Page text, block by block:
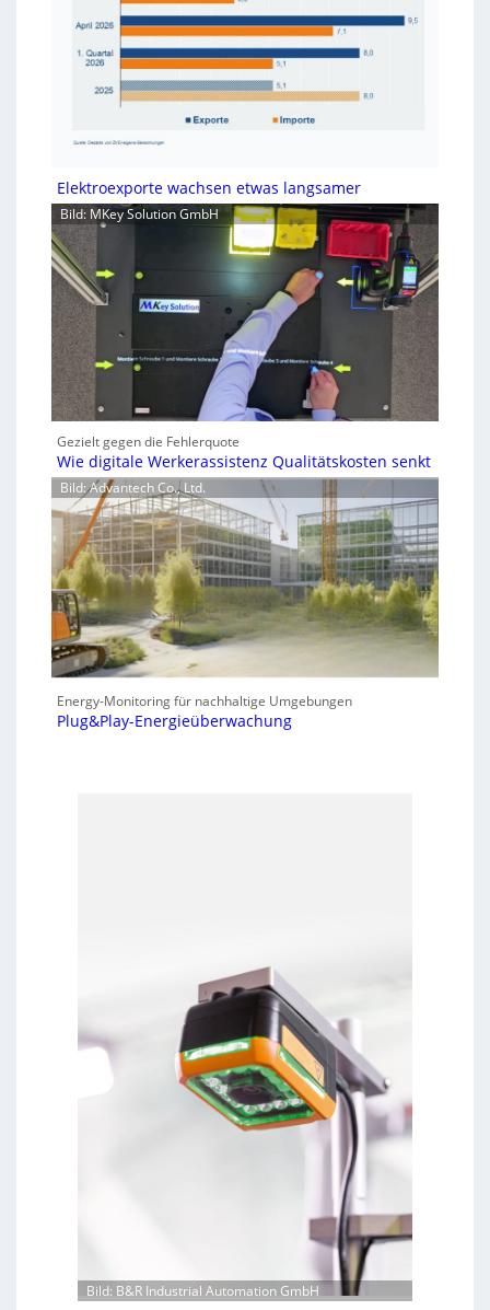
Elektroexporte wachsen etwas langsamer
Bild: MKey Solution GmbH
Gezielt gegen die Fehlerquote
Wie digitale Werkerassistenz Qualitätskosten senkt
Bild: Advantech Co., Ltd.
Energy-Monitoring für nachhaltige Umgebungen
Plug&Play-Energieüberwachung
Bild: B&R Industrial Automation GmbH